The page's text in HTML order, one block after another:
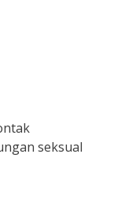
seksual